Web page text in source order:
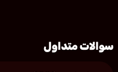
سوالات متداول